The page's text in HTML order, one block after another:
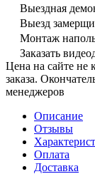
Выездная
Выезд
Монтаж
Заказать
Цена на сайте не
заказа.
менеджеров
Описание
Отзывы
Оплата
Доставка